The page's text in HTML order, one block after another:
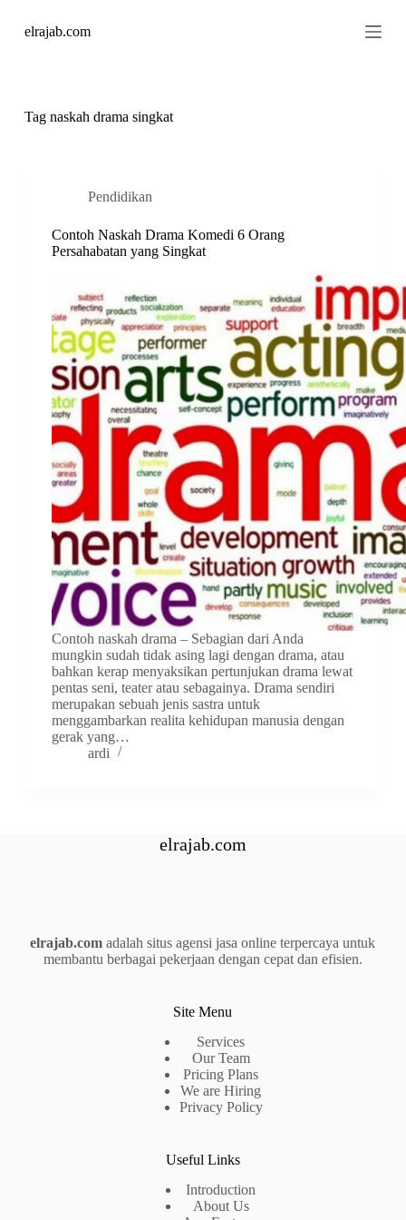
kelrajab.com
Tagnaskah drama singkat
Pendidikan
Contoh Naskah Drama Komedi 6 Orang
Persahabatan yang Singkat
Contoh naskah drama – Sebagian dari Anda
mungkin sudah tidak asing lagi dengan drama, atau
bahkan kerap menyaksikan pertunjukan drama lewat
pentas seni, teater atau sebagainya. Drama sendiri
merupakan sebuah jenis sastra untuk
menggambarkan realita kehidupan manusia dengan
gerak yang…
ardi
elrajab.com
elrajab.com adalah situs agensi jasa online terpercaya untuk
membantu berbagai pekerjaan dengan cepat dan efisien.
Site Menu
Services
Our Team
Pricing Plans
We are Hiring
Privacy Policy
Useful Links
Introduction
About Us